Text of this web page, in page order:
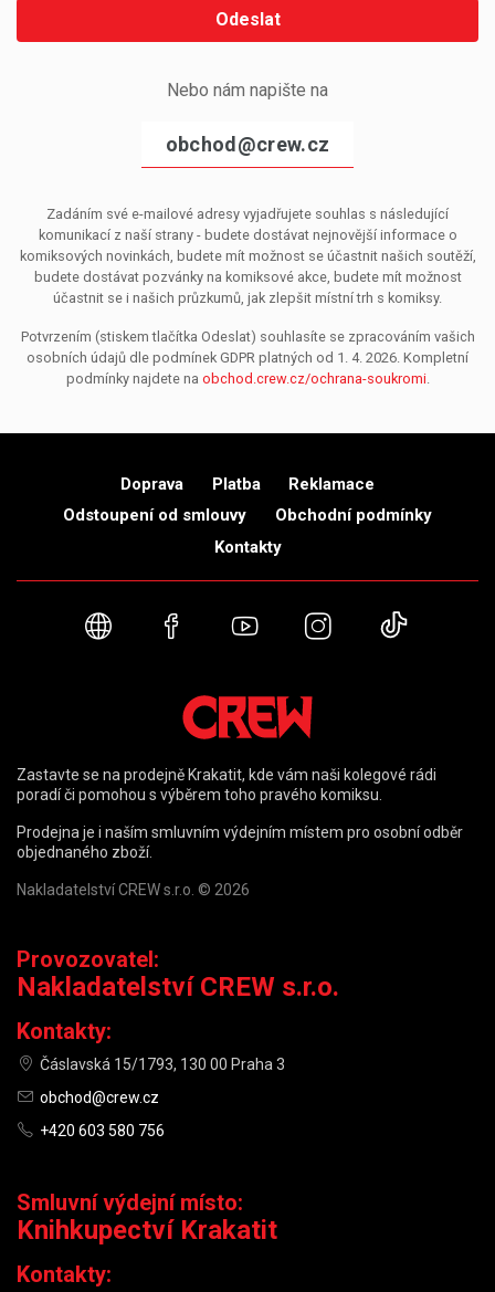
Odeslat
Nebo nám napište na
obchod@crew.cz
Zadáním své e-mailové adresy vyjadřujete souhlas s následující
komunikací z naší strany - budete dostávat nejnovější informace o
komiksových novinkách, budete mít možnost se účastnit našich soutěží,
budete dostávat pozvánky na komiksové akce, budete mít možnost
účastnit se i našich průzkumů, jak zlepšit místní trh s komiksy.
Potvrzením (stiskem tlačítka Odeslat) souhlasíte se zpracováním vašich
osobních údajů dle podmínek GDPR platných od 1. 4. 2026. Kompletní
podmínky najdete na obchod.crew.cz/ochrana-soukromi.
Doprava Platba
Reklamace
Odstoupení od smlouvy
Obchodní podmínky
Kontakty
Webové stránky
FacebookYouTubeInstagram
Zastavte se na prodejně Krakatit, kde vám naši kolegové rádi
poradí či pomohou s výběrem toho pravého komiksu.
Prodejna je i naším smluvním výdejním místem pro osobní odběr
objednaného zboží.
Nakladatelství CREW s.r.o. © 2026
Provozovatel:
Nakladatelství CREW s.r.o.
Kontakty:
Čáslavská 15/1793, 130 00 Praha 3
obchod@crew.cz
+420 603 580 756
Smluvní výdejní místo:
Knihkupectví Krakatit
Kontakty: